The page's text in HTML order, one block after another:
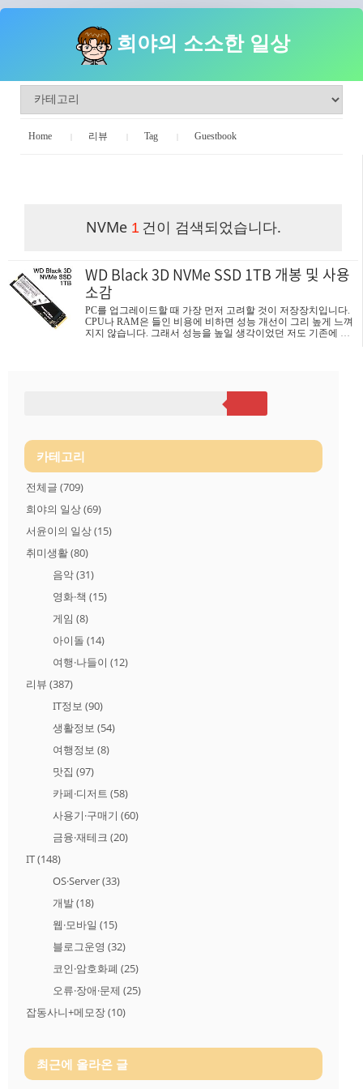
희야의 소소한 일상
Home 리뷰 Tag Guestbook
NVMe 1 건이 검색되었습니다.
WD Black 3D NVMe SSD 1TB 개봉 및 사용
소감
PC를 업그레이드할 때 가장 먼저 고려할 것이 저장장치입니다.
CPU나 RAM은 들인 비용에 비하면 성능 개선이 그리 높게 느껴
지지 않습니다. 그래서 성능을 높일 생각이었던 저도 기존에 일
제야 개봉기, 사용기를 올립니다.. 후... WD Black 3D NVMe SSD
1TB 개봉 WD Black 3D NVMe SSD 1TB의 깔끔하고 고급스러운
박스 모습입니다. 몇십만 원짜리 물건 치고는 무척 가볍고 작은
카테고리
전체글 (709)
희야의 일상(69)
서윤이의 일상(15)
취미생활(80)
음악(31)
영화·책 (15)
게임 (8)
아이돌 (14)
여행·나들이 (12)
리뷰 (387)
IT정보 (90)
생활정보 (54)
여행정보 (8)
맛집 (97)
카페·디저트 (58)
사용기·구매기 (60)
금융·재테크 (20)
IT(148)
OS·Server(33)
개발(18)
웹·모바일 (15)
블로그운영 (32)
코인·암호화폐 (25)
오류·장애·문제 (25)
잡동사니+메모장(10)
최근에 올라온 글